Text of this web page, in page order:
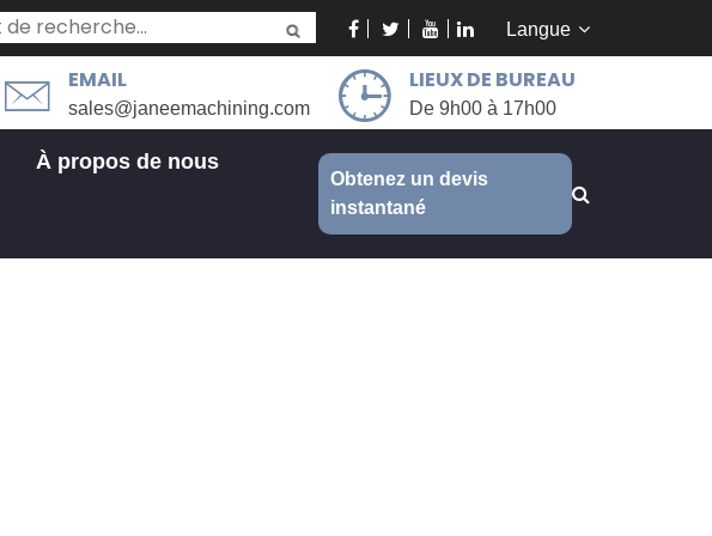
Langue
LIEUX DE BUREAU
De 9h00 à 17h00
EMAIL
sales@janeemachining.com
À propos de nous
Obtenez un devis
instantané